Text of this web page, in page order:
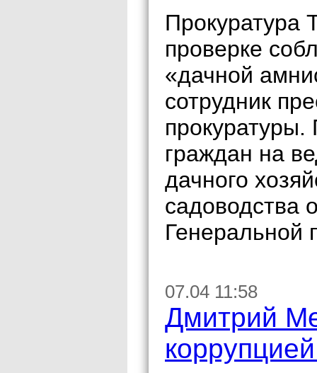
Прокуратура
проверке
«дачной
сотрудник
граждан на
дачного
садоводства
Генеральной
07.04 11:58
Дмитрий